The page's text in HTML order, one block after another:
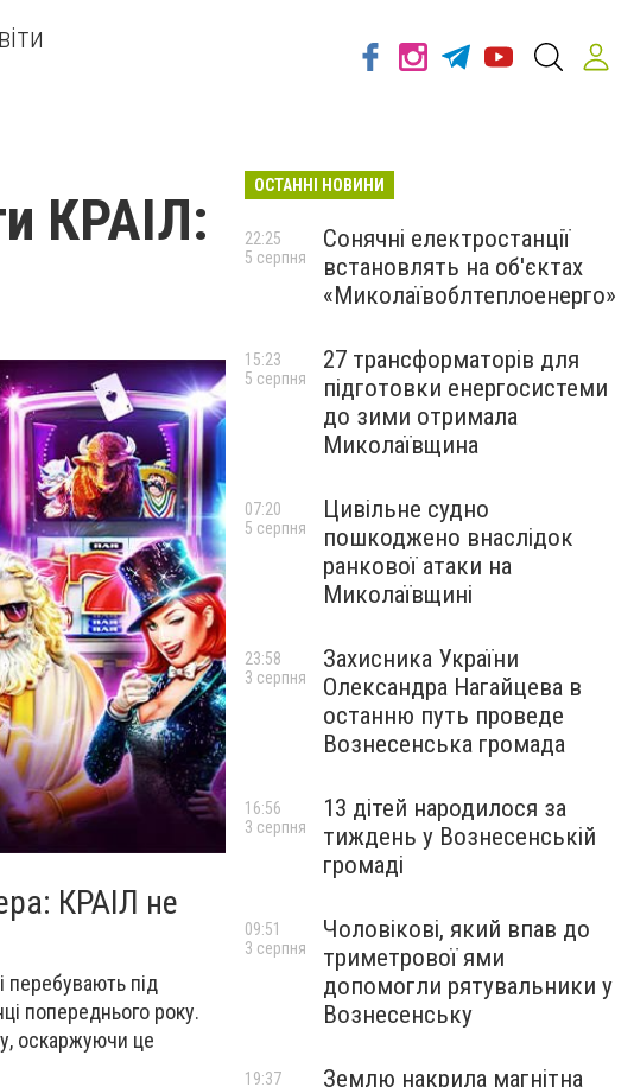
КРАІЛ:
КРАІЛ не
перебувають під
попереднього року.
оскаржуючи це
ОСТАННІ НОВИНИ
Сонячні електростанції
встановлять на об'єктах
«Миколаївоблтеплоенерго»
22:25
5 серпня
27 трансформаторів для
підготовки енергосистеми
до зими отримала
Миколаївщина
15:23
5 серпня
Цивільне судно
пошкоджено внаслідок
ранкової атаки на
Миколаївщині
07:20
5 серпня
Захисника України
Олександра Нагайцева в
останню путь проведе
Вознесенська громада
23:58
3 серпня
13 дітей народилося за
тиждень у Вознесенській
громаді
16:56
3 серпня
Чоловікові, який впав до
триметрової ями
допомогли рятувальники у
Вознесенську
09:51
3 серпня
Землю накрила магнітна
19:37